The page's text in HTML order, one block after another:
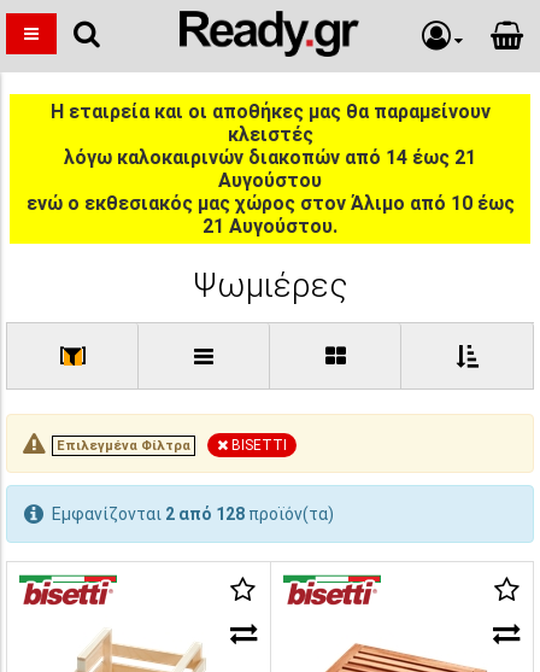
Η εταιρεία και οι αποθήκες μας θα παραμείνουν
κλειστές
λόγω καλοκαιρινών διακοπών από 14 έως 21
Αυγούστου
ενώ ο εκθεσιακός μας χώρος στον Άλιμο από 10 έως
21 Αυγούστου.
Ψωμιέρες
[ ]
Επιλεγμένα Φίλτρα BISETTI
Εμφανίζονται 2 από 128 προϊόν(τα)